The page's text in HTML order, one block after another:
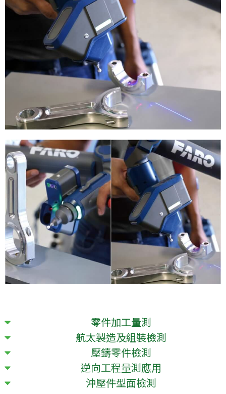
零件加工量測​​
航太製造及組裝檢測​
壓鑄零件檢測​
逆向工程量測應用​
沖壓件型面檢測​